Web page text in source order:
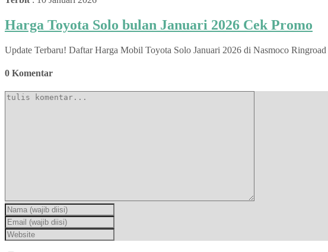
Harga Toyota Solo bulan Januari 2026 Cek Promo
Update Terbaru! Daftar Harga Mobil Toyota Solo Januari 2026 di Nasmoco
0 Komentar